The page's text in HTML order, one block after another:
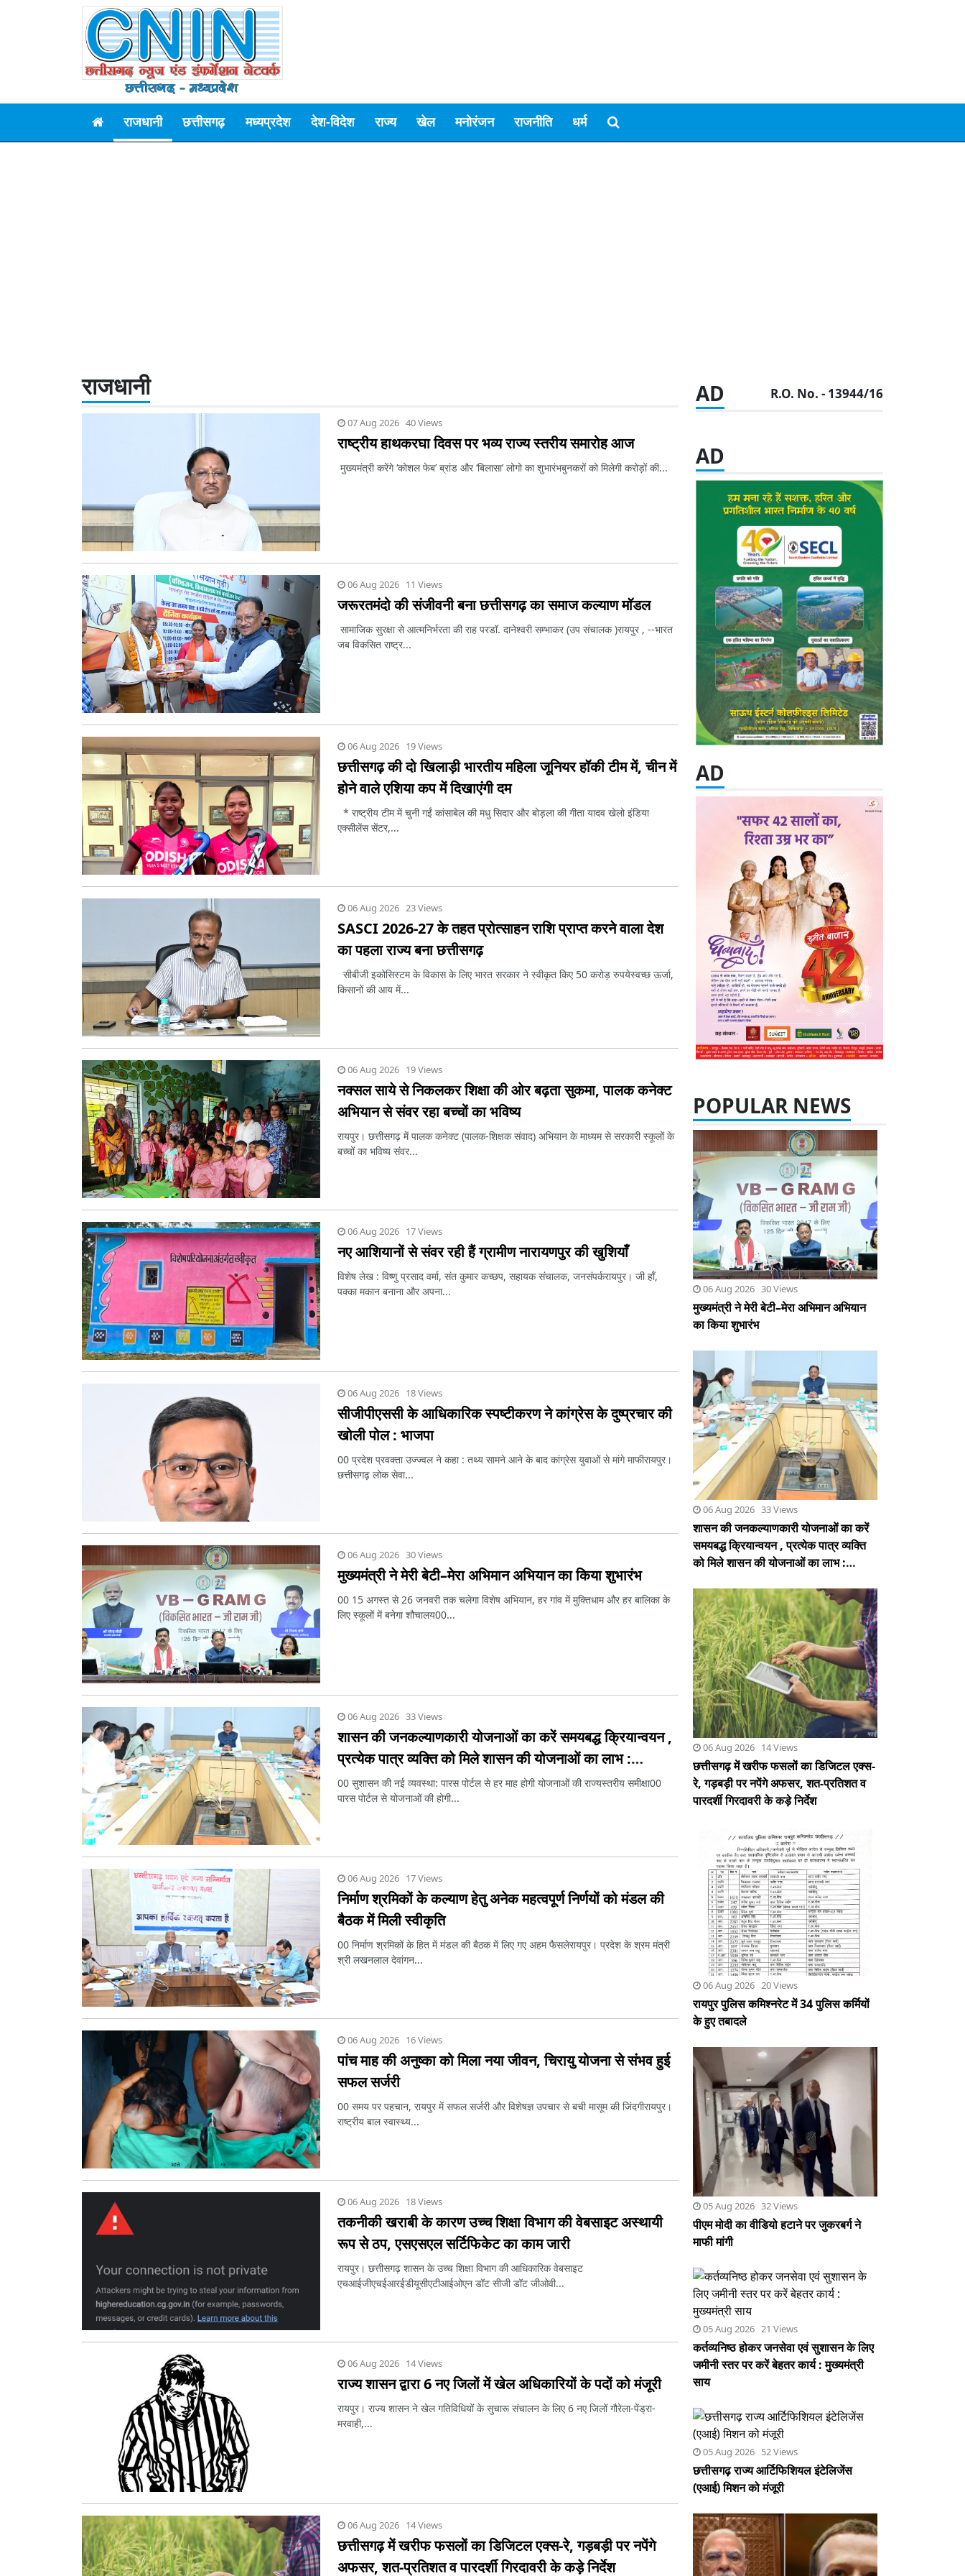
राजधानी छत्तीसगढ़ मध्यप्रदेश देश-विदेश राज्य खेल मनोरंजन राजनीति धर्म
राजधानी
07 Aug 2026 40 Views
राष्ट्रीय हाथकरघा दिवस पर भव्य राज्य स्तरीय समारोह आज
मुख्यमंत्री करेंगे ‘कोशल फेब’ ब्रांड और ‘बिलासा’ लोगो का शुभारंभबुनकरों को मिलेगी करोड़ों की...
06 Aug 2026 11 Views
जरूरतमंदो की संजीवनी बना छत्तीसगढ़ का समाज कल्याण मॉडल
सामाजिक सुरक्षा से आत्मनिर्भरता की राह परडॉ. दानेश्वरी सम्भाकर (उप संचालक )रायपुर , --भारत
जब विकसित राष्ट्र...
06 Aug 2026 19 Views
छत्तीसगढ़ की दो खिलाड़ी भारतीय महिला जूनियर हॉकी टीम में, चीन में
होने वाले एशिया कप में दिखाएंगी दम
* राष्ट्रीय टीम में चुनी गईं कांसाबेल की मधु सिदार और बोड़ला की गीता यादव खेलो इंडिया
एक्सीलेंस सेंटर,...
06 Aug 2026 23 Views
SASCI 2026-27 के तहत प्रोत्साहन राशि प्राप्त करने वाला देश
का पहला राज्य बना छत्तीसगढ़
सीबीजी इकोसिस्टम के विकास के लिए भारत सरकार ने स्वीकृत किए 50 करोड़ रुपयेस्वच्छ ऊर्जा,
किसानों की आय में...
06 Aug 2026 19 Views
नक्सल साये से निकलकर शिक्षा की ओर बढ़ता सुकमा, पालक कनेक्ट
अभियान से संवर रहा बच्चों का भविष्य
रायपुर। छत्तीसगढ़ में पालक कनेक्ट (पालक-शिक्षक संवाद) अभियान के माध्यम से सरकारी स्कूलों के
बच्चों का भविष्य संवर...
06 Aug 2026 17 Views
नए आशियानों से संवर रही हैं ग्रामीण नारायणपुर की खुशियाँ
विशेष लेख : विष्णु प्रसाद वर्मा, संत कुमार कच्छप, सहायक संचालक, जनसंपर्क​रायपुर। जी हाँ,
पक्का मकान बनाना और अपना...
06 Aug 2026 18 Views
सीजीपीएससी के आधिकारिक स्पष्टीकरण ने कांग्रेस के दुष्प्रचार की
खोली पोल : भाजपा
00 प्रदेश प्रवक्ता उज्ज्वल ने कहा : तथ्य सामने आने के बाद कांग्रेस युवाओं से मांगे माफीरायपुर।
छत्तीसगढ़ लोक सेवा...
06 Aug 2026 30 Views
मुख्यमंत्री ने मेरी बेटी–मेरा अभिमान अभियान का किया शुभारंभ
00 15 अगस्त से 26 जनवरी तक चलेगा विशेष अभियान, हर गांव में मुक्तिधाम और हर बालिका के
लिए स्कूलों में बनेगा शौचालय00...
06 Aug 2026 33 Views
शासन की जनकल्याणकारी योजनाओं का करें समयबद्ध क्रियान्वयन ,
प्रत्येक पात्र व्यक्ति को मिले शासन की योजनाओं का लाभ :
मुख्यमंत्री साय
00 सुशासन की नई व्यवस्था: पारस पोर्टल से हर माह होगी योजनाओं की राज्यस्तरीय समीक्षा00
पारस पोर्टल से योजनाओं की होगी...
06 Aug 2026 17 Views
निर्माण श्रमिकों के कल्याण हेतु अनेक महत्वपूर्ण निर्णयों को मंडल की
बैठक में मिली स्वीकृति
00 निर्माण श्रमिकों के हित में मंडल की बैठक में लिए गए अहम फैसलेरायपुर। प्रदेश के श्रम मंत्री
श्री लखनलाल देवांगन...
06 Aug 2026 16 Views
पांच माह की अनुष्का को मिला नया जीवन, चिरायु योजना से संभव हुई
सफल सर्जरी
00 समय पर पहचान, रायपुर में सफल सर्जरी और विशेषज्ञ उपचार से बची मासूम की जिंदगीरायपुर।
राष्ट्रीय बाल स्वास्थ्य...
06 Aug 2026 18 Views
तकनीकी खराबी के कारण उच्च शिक्षा विभाग की वेबसाइट अस्थायी
रूप से ठप, एसएसएल सर्टिफिकेट का काम जारी
रायपुर। छत्तीसगढ़ शासन के उच्च शिक्षा विभाग की आधिकारिक वेबसाइट
एचआईजीएचईआरईडीयूसीएटीआईओएन डॉट सीजी डॉट जीओवी...
06 Aug 2026 14 Views
राज्य शासन द्वारा 6 नए जिलों में खेल अधिकारियों के पदों को मंजूरी
रायपुर। राज्य शासन ने खेल गतिविधियों के सुचारू संचालन के लिए 6 नए जिलों गौरेला-पेंड्रा-
मरवाही,...
06 Aug 2026 14 Views
छत्तीसगढ़ में खरीफ फसलों का डिजिटल एक्स-रे, गड़बड़ी पर नपेंगे
अफसर, शत-प्रतिशत व पारदर्शी गिरदावरी के कड़े निर्देश
AD R.O. No. - 13944/16
AD
AD
POPULAR NEWS
06 Aug 2026 30 Views
मुख्यमंत्री ने मेरी बेटी–मेरा अभिमान अभियान
का किया शुभारंभ
06 Aug 2026 33 Views
शासन की जनकल्याणकारी योजनाओं का करें
समयबद्ध क्रियान्वयन , प्रत्येक पात्र व्यक्ति
को मिले शासन की योजनाओं का लाभ :
मुख्यमंत्री साय
06 Aug 2026 14 Views
छत्तीसगढ़ में खरीफ फसलों का डिजिटल एक्स-
रे, गड़बड़ी पर नपेंगे अफसर, शत-प्रतिशत व
पारदर्शी गिरदावरी के कड़े निर्देश
06 Aug 2026 20 Views
रायपुर पुलिस कमिश्नरेट में 34 पुलिस कर्मियों
के हुए तबादले
05 Aug 2026 32 Views
पीएम मोदी का वीडियो हटाने पर जुकरबर्ग ने
माफी मांगी
कर्तव्यनिष्ठ होकर जनसेवा एवं सुशासन के लिए
जमीनी स्तर पर करें बेहतर कार्य : मुख्यमंत्री
साय
05 Aug 2026 52 Views
(एआई) मिशन को मंजूरी